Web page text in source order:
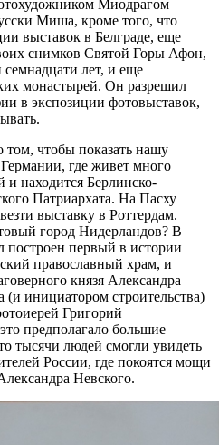
Миодрагом
Миша, кроме того, что
выставок в Белграде, еще
снимков Святой Горы Афон,
лет, и еще
монастырей. Он разрешил
в экспозиции фотовыставок,
том, чтобы показать нашу
где живет много
и находится Берлинско-
Патриархата. На Пасху
выставку в Роттердам.
город Нидерландов? В
построен первый в истории
православный храм, и
князя Александра
(и инициатором строительства)
Григорий
предполагало большие
тысячи людей смогли увидеть
России, где покоятся мощи
Невского.